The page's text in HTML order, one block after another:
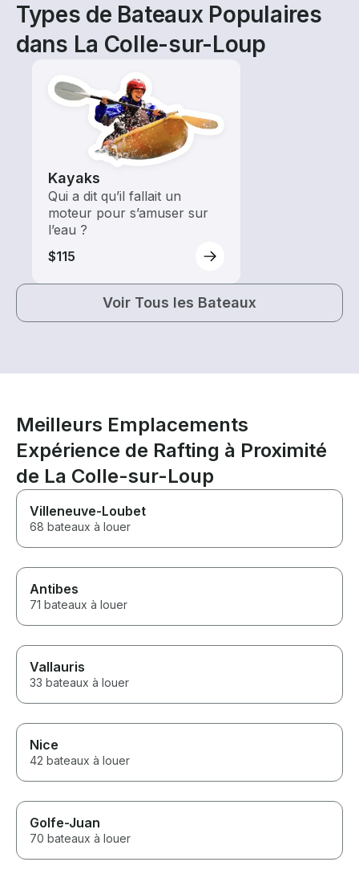
Types de Bateaux Populaires
dans La Colle-sur-Loup
Kayaks
Qui a dit qu’il fallait un
moteur pour s’amuser sur
l’eau ?
$115
Voir Tous les Bateaux
Meilleurs Emplacements
Expérience de Rafting à Proximité
de La Colle-sur-Loup
Villeneuve-Loubet
68 bateaux à louer
Antibes
71 bateaux à louer
Vallauris
33 bateaux à louer
Nice
42 bateaux à louer
Golfe-Juan
70 bateaux à louer